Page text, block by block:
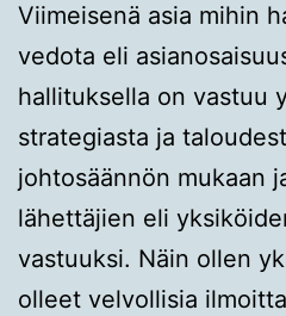
Viimeisenä asia mihin
vedota eli
hallituksella on vastuu
strategiasta ja
johtosäännön mukaan
lähettäjien eli
vastuuksi. Näin ollen
olleet velvollisia